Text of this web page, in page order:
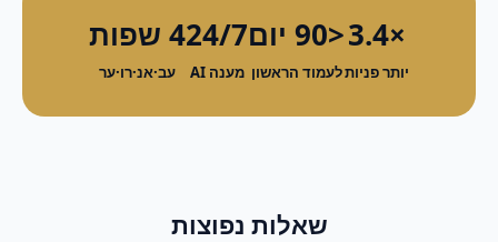
×3.4
יותר פניות
<90 יום
לעמוד הראשון
24/7
מענה AI
4 שפות
עב·אנ·רו·ער
שאלות נפוצות